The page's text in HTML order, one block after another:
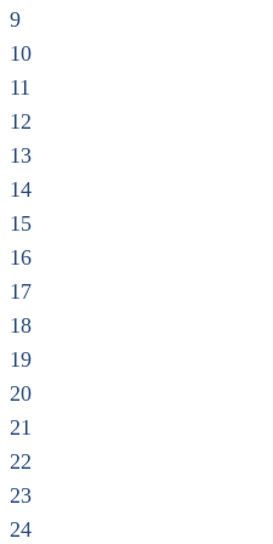
9
10
11
12
13
14
15
16
17
18
19
20
21
22
23
24